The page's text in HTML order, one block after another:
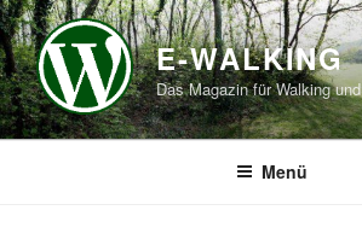
Zum
Inhalt
springen
E-WALKING
Das Magazin für Walking
Menü